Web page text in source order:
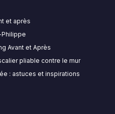
et après
Avant et Après
pliable contre le mur
: astuces et inspirations